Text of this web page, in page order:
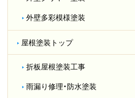
外壁多彩模様塗装
屋根塗装トップ
折板屋根塗装工事
雨漏り修理・防水塗装